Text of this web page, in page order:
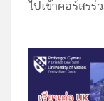
ไปเข้าคอร์สร